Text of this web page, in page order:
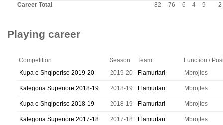
Career Total
82 76 6 4 9 2
Playing career
Competition Season Team
Function /
Kupa e Shqiperise 2019-20
2019-20 Flamurtari Mbrojtes
Kategoria Superiore 2018-19 2018-19 Flamurtari Mbrojtes
Kupa e Shqiperise 2018-19 2018-19 Flamurtari Mbrojtes
Kategoria Superiore 2017-18 2017-18 Flamurtari Mbrojtes